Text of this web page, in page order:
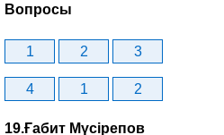
Вопросы
1 2 3
4 1 2
19.Ғабит Мүсірепов